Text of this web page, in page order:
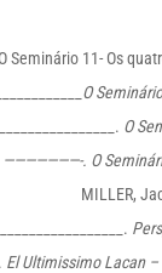
Seminário 11- Os
O
O
———————-. O
MILLER,
El Ultimissimo Lacan